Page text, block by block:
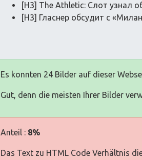
[H3] The Athletic: Слот узнал
[H3] Гласнер обсудит с
Es konnten 24 Bilder auf dieser
Gut, denn die meisten Ihrer Bilder
Anteil : 8%
Das Text zu HTML Code Verhältnis